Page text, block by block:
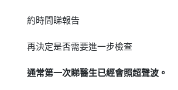
約時間睇報告
再決定是否需要進一步檢查
通常第一次睇醫生已經會照超聲波。